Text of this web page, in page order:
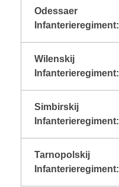
Odessaer
Infanterieregiment:
Wilenskij
Infanterieregiment:
Simbirskij
Infanterieregiment:
Tarnopolskij
Infanterieregiment: